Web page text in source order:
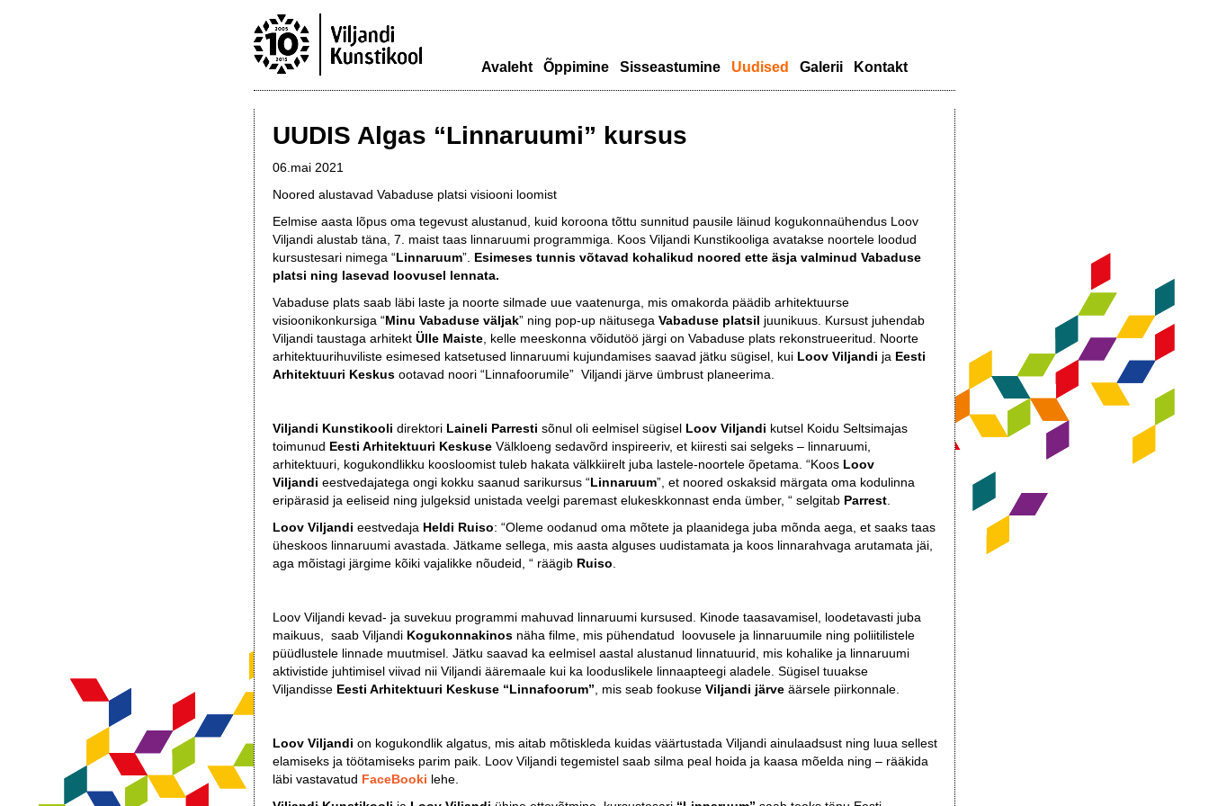
Avaleht Õppimine Sisseastumine Uudised Galerii Kontakt
UUDIS Algas “Linnaruumi” kursus
06.mai 2021
Noored alustavad Vabaduse platsi visiooni loomist
Eelmise aasta lõpus oma tegevust alustanud, kuid koroona tõttu sunnitud pausile läinud kogukonnaühendus Loov
Viljandi alustab täna, 7. maist taas linnaruumi programmiga. Koos Viljandi Kunstikooliga avatakse noortele loodud
kursustesari nimega “Linnaruum”. Esimeses tunnis võtavad kohalikud noored ette äsja valminud Vabaduse
platsi ning lasevad loovusel lennata.
Vabaduse plats saab läbi laste ja noorte silmade uue vaatenurga, mis omakorda päädib arhitektuurse
visioonikonkursiga “Minu Vabaduse väljak” ning pop-up näitusega Vabaduse platsil juunikuus. Kursust juhendab
Viljandi taustaga arhitekt Ülle Maiste , kelle meeskonna võidutöö järgi on Vabaduse plats rekonstrueeritud. Noorte
arhitektuurihuviliste esimesed katsetused linnaruumi kujundamises saavad jätku sügisel, kui Loov Viljandi ja Eesti
Arhitektuuri Keskus ootavad noori “Linnafoorumile” Viljandi järve ümbrust planeerima.
Viljandi Kunstikooli direktori Laineli Parresti sõnul oli eelmisel sügisel Loov Viljandi kutsel Koidu Seltsimajas
toimunud Eesti Arhitektuuri Keskuse Välkloeng sedavõrd inspireeriv, et kiiresti sai selgeks – linnaruumi,
arhitektuuri, kogukondlikku koosloomist tuleb hakata välkkiirelt juba lastele-noortele õpetama. “Koos Loov
Viljandi eestvedajatega ongi kokku saanud sarikursus “Linnaruum”, et noored oskaksid märgata oma kodulinna
eripärasid ja eeliseid ning julgeksid unistada veelgi paremast elukeskkonnast enda ümber, “ selgitab Parrest
Loov Viljandi eestvedaja Heldi Ruiso: “Oleme oodanud oma mõtete ja plaanidega juba mõnda aega, et saaks taas
üheskoos linnaruumi avastada. Jätkame sellega, mis aasta alguses uudistamata ja koos linnarahvaga arutamata jäi,
aga mõistagi järgime kõiki vajalikke nõudeid, “ räägib Ruiso
Loov Viljandi kevad- ja suvekuu programmi mahuvad linnaruumi kursused. Kinode taasavamisel, loodetavasti juba
maikuus, saab Viljandi Kogukonnakinos näha filme, mis pühendatud loovusele ja linnaruumile ning poliitilistele
püüdlustele linnade muutmisel. Jätku saavad ka eelmisel aastal alustanud linnatuurid, mis kohalike ja linnaruumi
aktivistide juhtimisel viivad nii Viljandi ääremaale kui ka looduslikele linnaapteegi aladele. Sügisel tuuakse
Viljandisse Eesti Arhitektuuri Keskuse “Linnafoorum” , mis seab fookuse Viljandi järve äärsele piirkonnale.
Loov Viljandi on kogukondlik algatus, mis aitab mõtiskleda kuidas väärtustada Viljandi ainulaadsust ning luua sellest
elamiseks ja töötamiseks parim paik. Loov Viljandi tegemistel saab silma peal hoida ja kaasa mõelda ning – rääkida
läbi vastavatud FaceBooki lehe.